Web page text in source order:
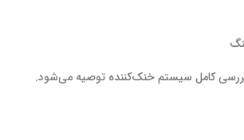
کامل سیستم خنک‌کننده توصیه می‌شود.